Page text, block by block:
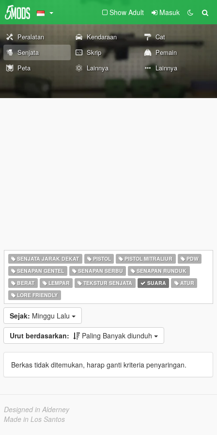
Show Adult Masuk
Peralatan Kendaraan
Cat
Senjata
Skrip
Pemain
Peta
Lainnya Lainnya
SENJATA JARAK DEKAT PISTOL PISTOL MITRALIUR
PDW
SENAPAN GENTEL
SENAPAN SERBU
SENAPAN RUNDUK
BERAT
LEMPAR TEKSTUR SENJATA SUARA
ATUR
LORE FRIENDLY
Sejak: Minggu Lalu
Urut berdasarkan: Paling Banyak diunduh
Berkas tidak ditemukan, harap ganti kriteria penyaringan.
Designed in Alderney
Made in Los Santos